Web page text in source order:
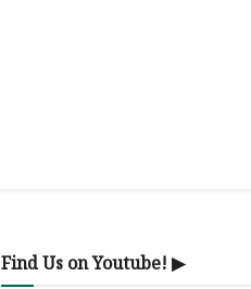
Find Us on Youtube! ▶